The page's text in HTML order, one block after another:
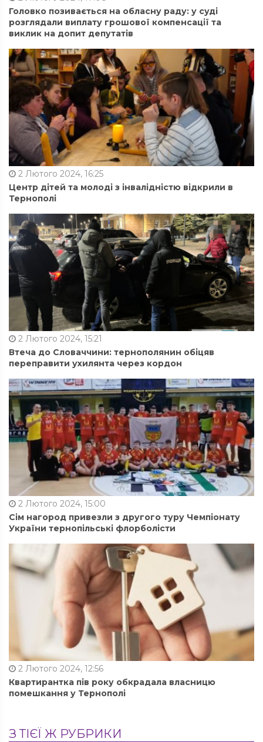
Головко позивається на обласну раду: у суді
розглядали виплату грошової компенсації та
виклик на допит депутатів
2 Лютого 2024, 16:25
Центр дітей та молоді з інвалідністю відкрили в
Тернополі
2 Лютого 2024, 15:21
Втеча до Словаччини: тернополянин обіцяв
переправити ухилянта через кордон
2 Лютого 2024, 15:00
Сім нагород привезли з другого туру Чемпіонату
України тернопільські флорболісти
2 Лютого 2024, 12:56
Квартирантка пів року обкрадала власницю
помешкання у Тернополі
З ТІЄЇ Ж РУБРИКИ